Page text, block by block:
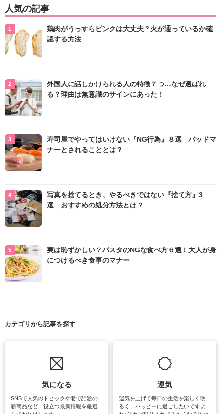
人気の記事
鶏肉がうっすらピンクは大丈夫？火が通っているか確
認する方法
外国人に話しかけられる人の特徴７つ…なぜ選ばれ
る？理由は無意識のサインにあった！
寿司屋でやってはいけない『NG行為』８選 バッドマ
ナーとされることとは？
写真を捨てるとき、やるべきではない『捨て方』3
選 おすすめの処分方法とは？
実は恥ずかしい？パスタのNGな食べ方６選！大人が身
につけるべき食事のマナー
カテゴリから記事を探す
気になる
SNSで人気のトピックや巷で話題の
新商品など、役立つ最新情報を厳選
運気
運気を上げて毎日の生活を楽しく明
るく、ハッピーに過ごしたいですよ